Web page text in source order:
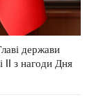
держави
II з нагоди Дня